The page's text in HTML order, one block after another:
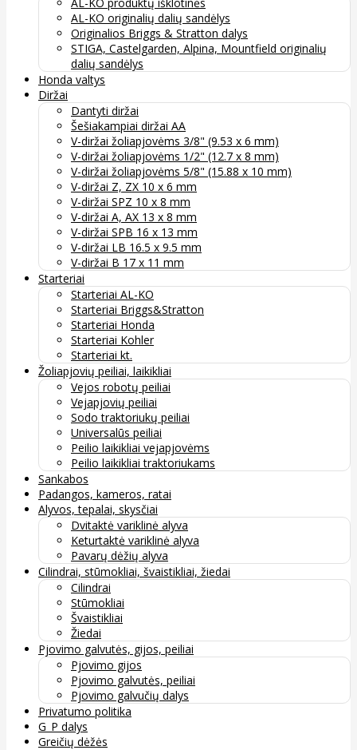
AL-KO originalių dalių sandėlys
Originalios Briggs & Stratton dalys
STIGA, Castelgarden, Alpina, Mountfield originalių
dalių sandėlys
Honda valtys
Diržai
Dantyti diržai
Šešiakampiai diržai AA
V-diržai žoliapjovėms 3/8" (9.53 x 6 mm)
V-diržai žoliapjovėms 1/2" (12.7 x 8 mm)
V-diržai žoliapjovėms 5/8" (15.88 x 10 mm)
V-diržai Z, ZX 10 x 6 mm
V-diržai SPZ 10 x 8 mm
V-diržai A, AX 13 x 8 mm
V-diržai SPB 16 x 13 mm
V-diržai LB 16.5 x 9.5 mm
V-diržai B 17 x 11 mm
Starteriai
Starteriai AL-KO
Starteriai Briggs&Stratton
Starteriai Honda
Starteriai Kohler
Starteriai kt.
Žoliapjovių peiliai, laikikliai
Vejos robotų peiliai
Vejapjovių peiliai
Sodo traktoriukų peiliai
Universalūs peiliai
Peilio laikikliai vejapjovėms
Peilio laikikliai traktoriukams
Sankabos
Padangos, kameros, ratai
Alyvos, tepalai, skysčiai
Dvitaktė variklinė alyva
Keturtaktė variklinė alyva
Pavarų dėžių alyva
Cilindrai, stūmokliai, švaistikliai, žiedai
Cilindrai
Stūmokliai
Švaistikliai
Žiedai
Pjovimo galvutės, gijos, peiliai
Pjovimo gijos
Pjovimo galvutės, peiliai
Pjovimo galvučių dalys
Privatumo politika
G_P dalys
Greičių dėžės